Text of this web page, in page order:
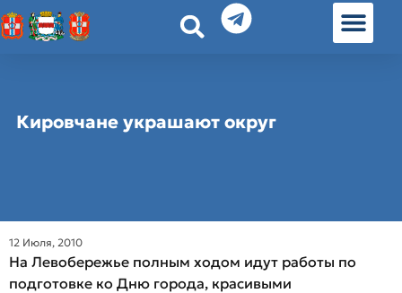
Кировчане украшают округ
12 Июля, 2010
На Левобережье полным ходом идут работы по
подготовке ко Дню города, красивыми